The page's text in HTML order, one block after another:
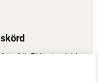
frö. Följ min sådd
hur du sår, skolar